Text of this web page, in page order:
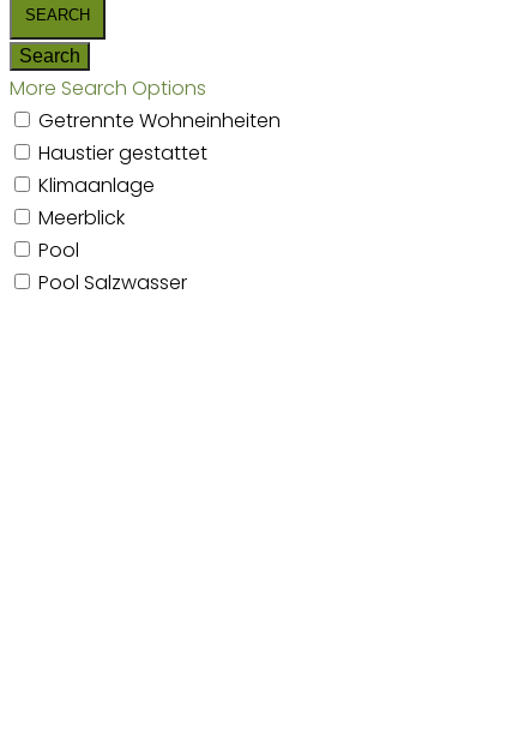
More Search Options
Getrennte Wohneinheiten
Haustier gestattet
Klimaanlage
Meerblick
Pool
Pool Salzwasser